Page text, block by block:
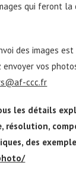
qui feront la
des images
envoyer vos
ccc.fr
les détails
résolution,
des